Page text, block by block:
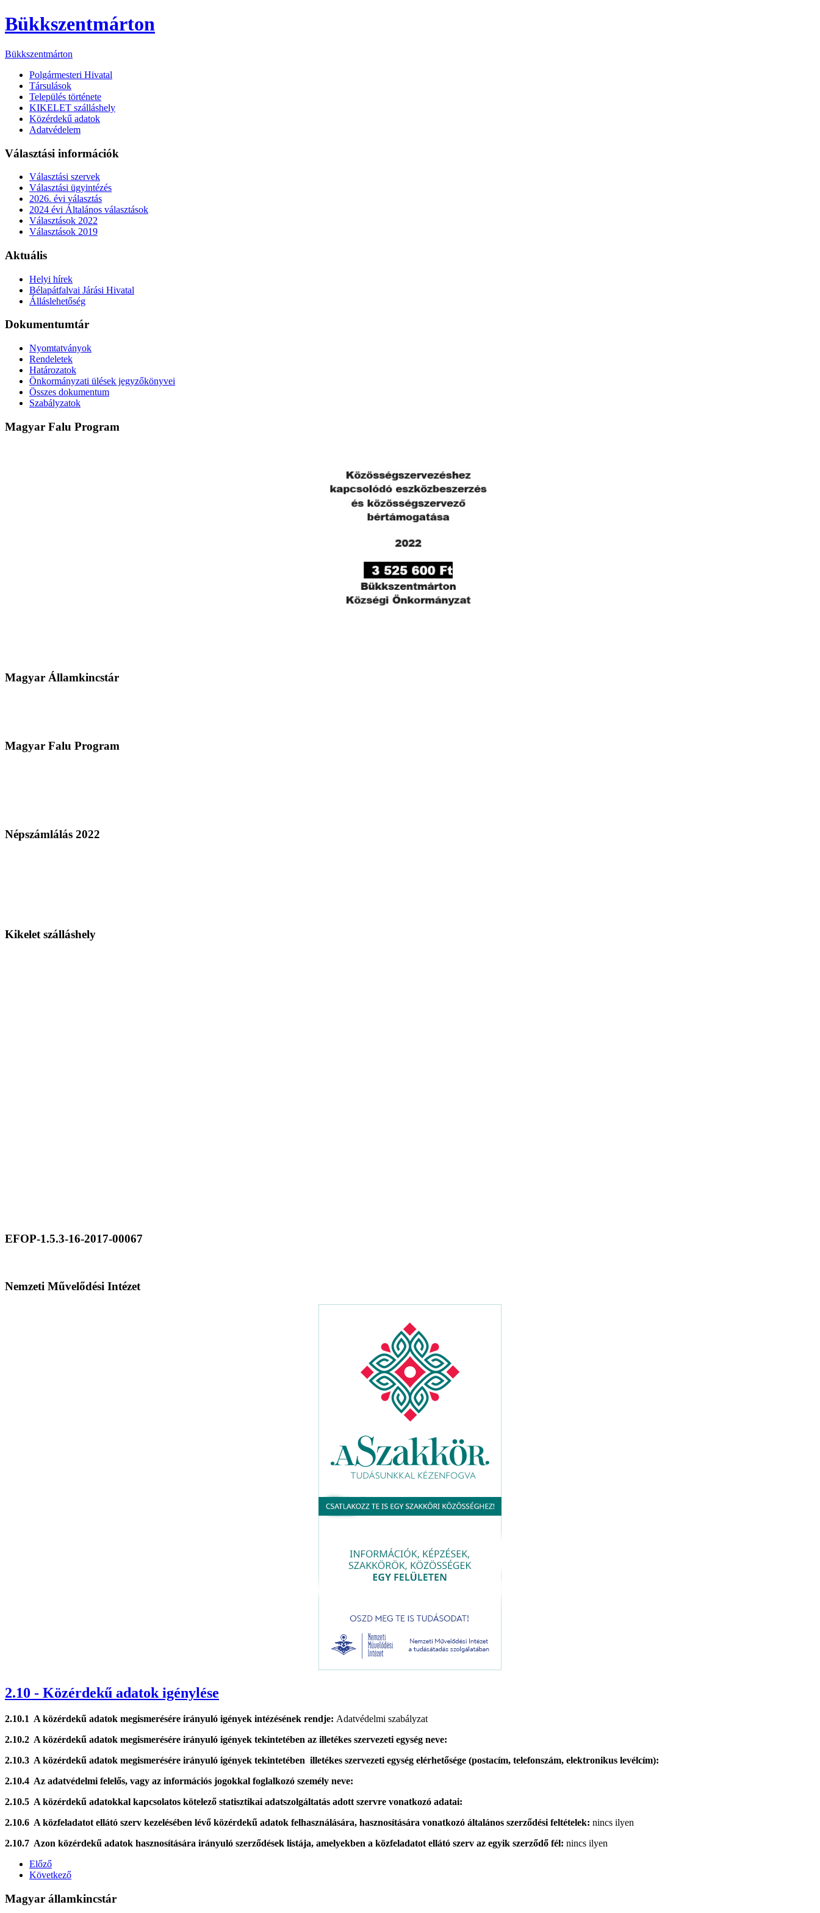
Bükkszentmárton
Bükkszentmárton
Polgármesteri Hivatal
Társulások
Település története
KIKELET szálláshely
Közérdekű adatok
Adatvédelem
Választási információk
Választási szervek
Választási ügyintézés
2026. évi választás
2024 évi Általános választások
Választások 2022
Választások 2019
Aktuális
Helyi hírek
Bélapátfalvai Járási Hivatal
Álláslehetőség
Dokumentumtár
Nyomtatványok
Rendeletek
Határozatok
Önkormányzati ülések jegyzőkönyvei
Összes dokumentum
Szabályzatok
Magyar Falu Program
Magyar Államkincstár
Magyar Falu Program
Népszámlálás 2022
Kikelet szálláshely
EFOP-1.5.3-16-2017-00067
Nemzeti Művelődési Intézet
2.10 - Közérdekű adatok igénylése
2.10.1 A közérdekű adatok megismerésére irányuló igények intézésének rendje: Adatvédelmi szabályzat
2.10.2 A közérdekű adatok megismerésére irányuló igények tekintetében az illetékes szervezeti egység neve:
2.10.3 A közérdekű adatok megismerésére irányuló igények tekintetében illetékes szervezeti egység elérhetősége (postacím, telefonszám, elektronikus levélcím):
2.10.4 Az adatvédelmi felelős, vagy az információs jogokkal foglalkozó személy neve:
2.10.5 A közérdekű adatokkal kapcsolatos kötelező statisztikai adatszolgáltatás adott szervre vonatkozó adatai:
2.10.6 A közfeladatot ellátó szerv kezelésében lévő közérdekű adatok felhasználására, hasznosítására vonatkozó általános szerződési feltételek: nincs ilyen
2.10.7 Azon közérdekű adatok hasznosítására irányuló szerződések listája, amelyekben a közfeladatot ellátó szerv az egyik szerződő fél: nincs ilyen
Előző
Következő
Magyar államkincstár